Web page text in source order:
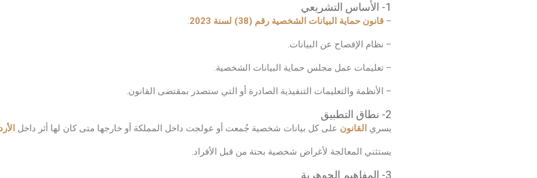
1- الأساس التشريعي
– قانون حماية البيانات الشخصية رقم (38) لسنة 2023 .
– نظام الإفصاح عن البيانات.
– تعليمات عمل مجلس حماية البيانات الشخصية.
– الأنظمة والتعليمات التنفيذية الصادرة أو التي ستصدر بمقتضى القانون.
2- نطاق التطبيق
يسري القانون على كل بيانات شخصية جُمعت أو عولجت داخل المملكة أو خارجها متى كان لها أثر داخل
يستثني المعالجة لأغراض شخصية بحتة من قبل الأفراد.
3- المفاهيم الجوهرية